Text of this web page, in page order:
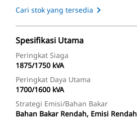
Cari stok yang tersedia
Spesifikasi Utama
Peringkat Siaga
1875/1750 kVA
Peringkat Daya Utama
1700/1600 kVA
Strategi Emisi/Bahan Bakar
Bahan Bakar Rendah, Emisi Rendah